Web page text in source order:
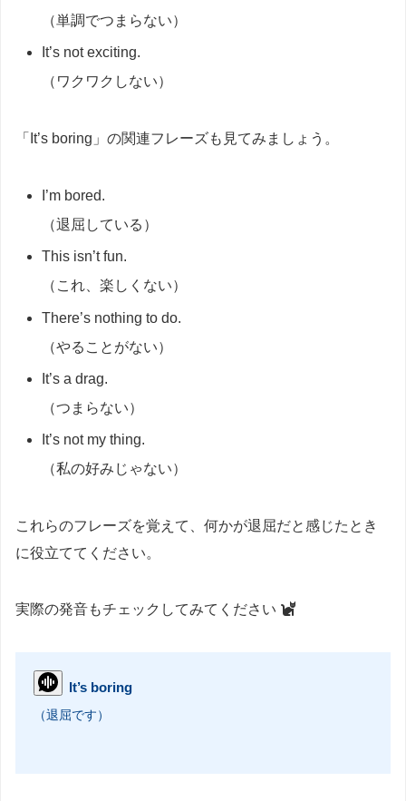
（単調でつまらない）
It’s not exciting.
（ワクワクしない）
「It’s boring」の関連フレーズも見てみましょう。
I’m bored.
（退屈している）
This isn’t fun.
（これ、楽しくない）
There’s nothing to do.
（やることがない）
It’s a drag.
（つまらない）
It’s not my thing.
（私の好みじゃない）
これらのフレーズを覚えて、何かが退屈だと感じたとき
に役立ててください。
実際の発音もチェックしてみてください
It’s boring
（退屈です）